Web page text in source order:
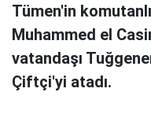
Tümen'in
Muhammed el
vatandaşı
Çiftçi'yi atadı.